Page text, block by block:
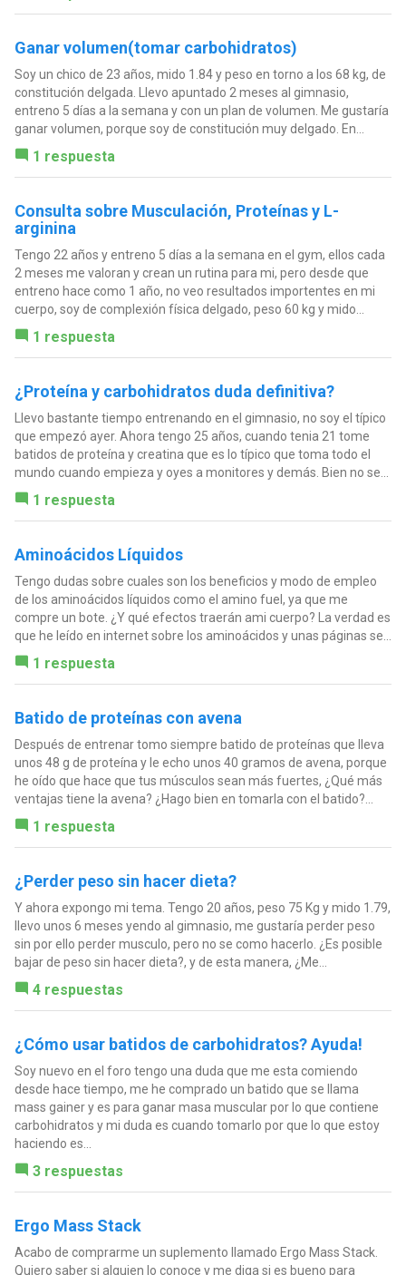
Ganar volumen(tomar carbohidratos)
Soy un chico de 23 años, mido 1.84 y peso en torno a los 68 kg, de
constitución delgada. Llevo apuntado 2 meses al gimnasio,
entreno 5 días a la semana y con un plan de volumen. Me gustaría
ganar volumen, porque soy de constitución muy delgado. En...
1 respuesta
Consulta sobre Musculación, Proteínas y L-
arginina
Tengo 22 años y entreno 5 días a la semana en el gym, ellos cada
2 meses me valoran y crean un rutina para mi, pero desde que
entreno hace como 1 año, no veo resultados importentes en mi
cuerpo, soy de complexión física delgado, peso 60 kg y mido...
1 respuesta
¿Proteína y carbohidratos duda definitiva?
Llevo bastante tiempo entrenando en el gimnasio, no soy el típico
que empezó ayer. Ahora tengo 25 años, cuando tenia 21 tome
batidos de proteína y creatina que es lo típico que toma todo el
mundo cuando empieza y oyes a monitores y demás. Bien no se...
1 respuesta
Aminoácidos Líquidos
Tengo dudas sobre cuales son los beneficios y modo de empleo
de los aminoácidos líquidos como el amino fuel, ya que me
compre un bote. ¿Y qué efectos traerán ami cuerpo? La verdad es
que he leído en internet sobre los aminoácidos y unas páginas se...
1 respuesta
Batido de proteínas con avena
Después de entrenar tomo siempre batido de proteínas que lleva
unos 48 g de proteína y le echo unos 40 gramos de avena, porque
he oído que hace que tus músculos sean más fuertes, ¿Qué más
ventajas tiene la avena? ¿Hago bien en tomarla con el batido?...
1 respuesta
¿Perder peso sin hacer dieta?
Y ahora expongo mi tema. Tengo 20 años, peso 75 Kg y mido 1.79,
llevo unos 6 meses yendo al gimnasio, me gustaría perder peso
sin por ello perder musculo, pero no se como hacerlo. ¿Es posible
bajar de peso sin hacer dieta?, y de esta manera, ¿Me...
4 respuestas
¿Cómo usar batidos de carbohidratos? Ayuda!
Soy nuevo en el foro tengo una duda que me esta comiendo
desde hace tiempo, me he comprado un batido que se llama
mass gainer y es para ganar masa muscular por lo que contiene
carbohidratos y mi duda es cuando tomarlo por que lo que estoy
haciendo es...
3 respuestas
Ergo Mass Stack
Acabo de comprarme un suplemento llamado Ergo Mass Stack.
Quiero saber si alguien lo conoce y me diga si es bueno para